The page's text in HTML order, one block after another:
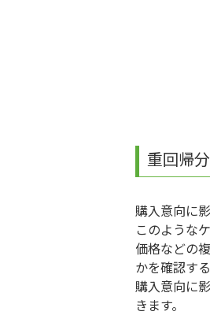
重回帰
購入意向に
このような
価格などの
かを確認す
購入意向に
きます。